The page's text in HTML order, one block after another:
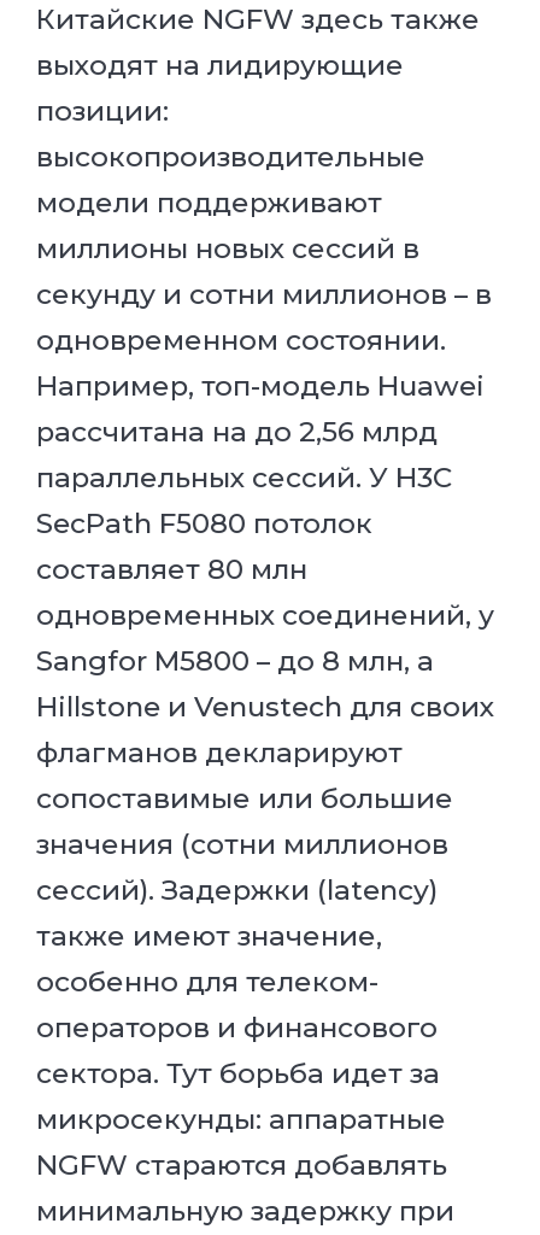
Китайские NGFW здесь также
выходят на лидирующие
позиции:
высокопроизводительные
модели поддерживают
миллионы новых сессий в
секунду и сотни миллионов – в
одновременном состоянии.
Например, топ-модель Huawei
рассчитана на до 2,56 млрд
параллельных сессий. У H3C
SecPath F5080 потолок
составляет 80 млн
одновременных соединений, у
Sangfor M5800 – до 8 млн, а
Hillstone и Venustech для своих
флагманов декларируют
сопоставимые или большие
значения (сотни миллионов
сессий). Задержки (latency)
также имеют значение,
особенно для телеком-
операторов и финансового
сектора. Тут борьба идет за
микросекунды: аппаратные
NGFW стараются добавлять
минимальную задержку при